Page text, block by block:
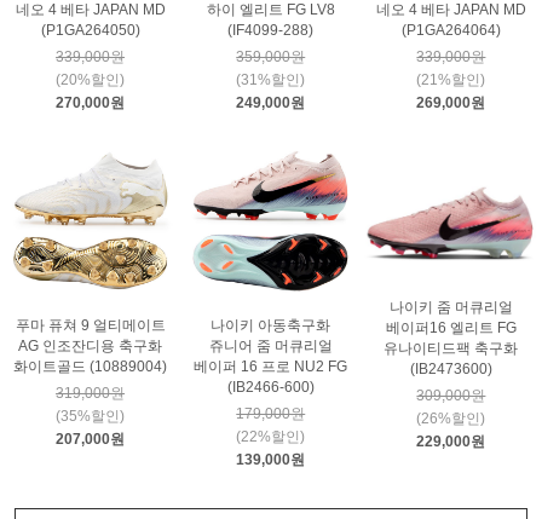
네오 4 베타 JAPAN MD
(P1GA264050)
339,000원
(20%할인)
270,000원
하이 엘리트 FG LV8
(IF4099-288)
359,000원
(31%할인)
249,000원
네오 4 베타 JAPAN MD
(P1GA264064)
339,000원
(21%할인)
269,000원
푸마 퓨쳐 9 얼티메이트
AG 인조잔디용 축구화
화이트골드 (10889004)
319,000원
(35%할인)
207,000원
나이키 아동축구화
쥬니어 줌 머큐리얼
베이퍼 16 프로 NU2 FG
(IB2466-600)
179,000원
(22%할인)
139,000원
나이키 줌 머큐리얼
베이퍼16 엘리트 FG
유나이티드팩 축구화
(IB2473600)
309,000원
(26%할인)
229,000원